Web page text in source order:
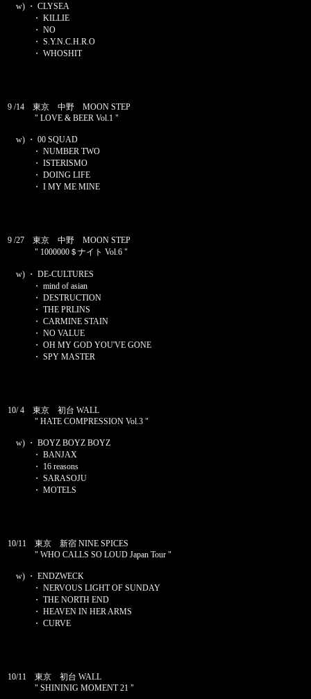
w) ・ CLYSEA
・ KILLIE
・ NO
・ S.Y.N.C.H.R.O
・ WHOSHIT
9 /14 東京 中野 MOON STEP
" LOVE & BEER Vol.1 "
w) ・ 00 SQUAD
・ NUMBER TWO
・ ISTERISMO
・ DOING LIFE
・ I MY ME MINE
9 /27 東京 中野 MOON STEP
" 1000000＄ナイト Vol.6 "
w) ・ DE-CULTURES
・ mind of asian
・ DESTRUCTION
・ THE PRLINS
・ CARMINE STAIN
・ NO VALUE
・ OH MY GOD YOU'VE GONE
・ SPY MASTER
10/ 4 東京 初台 WALL
" HATE COMPRESSION Vol.3 "
w) ・ BOYZ BOYZ BOYZ
・ BANJAX
・ 16 reasons
・ SARASOJU
・ MOTELS
10/11 東京 新宿 NINE SPICES
" WHO CALLS SO LOUD Japan Tour "
w) ・ ENDZWECK
・ NERVOUS LIGHT OF SUNDAY
・ THE NORTH END
・ HEAVEN IN HER ARMS
・ CURVE
10/11 東京 初台 WALL
" SHININIG MOMENT 21 "